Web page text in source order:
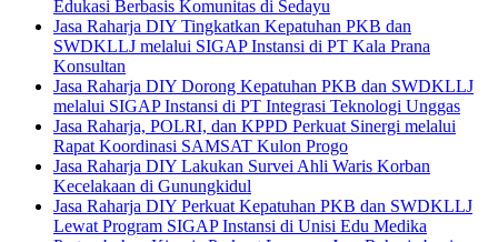
Edukasi Berbasis Komunitas di Sedayu
Jasa Raharja DIY Tingkatkan Kepatuhan PKB dan
SWDKLLJ melalui SIGAP Instansi di PT Kala Prana
Konsultan
Jasa Raharja DIY Dorong Kepatuhan PKB dan SWDKLLJ
melalui SIGAP Instansi di PT Integrasi Teknologi Unggas
Jasa Raharja, POLRI, dan KPPD Perkuat Sinergi melalui
Rapat Koordinasi SAMSAT Kulon Progo
Jasa Raharja DIY Lakukan Survei Ahli Waris Korban
Kecelakaan di Gunungkidul
Jasa Raharja DIY Perkuat Kepatuhan PKB dan SWDKLLJ
Lewat Program SIGAP Instansi di Unisi Edu Medika